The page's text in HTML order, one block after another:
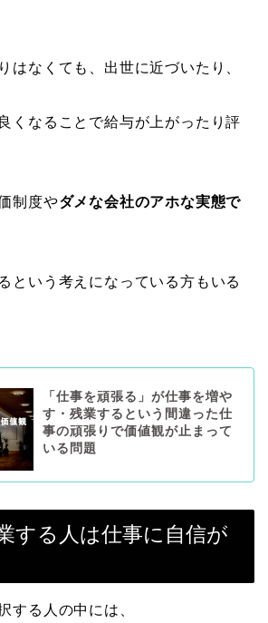
はなくても、出世に近づいたり、
くなることで給与が上がったり評
制度やダメな会社のアホな実態で
という考えになっている方もいる
「仕事を頑張る」が仕事を増や
す・残業するという間違った仕
事の頑張りで価値観が止まって
いる問題
する人は仕事に自信が
する人の中には、